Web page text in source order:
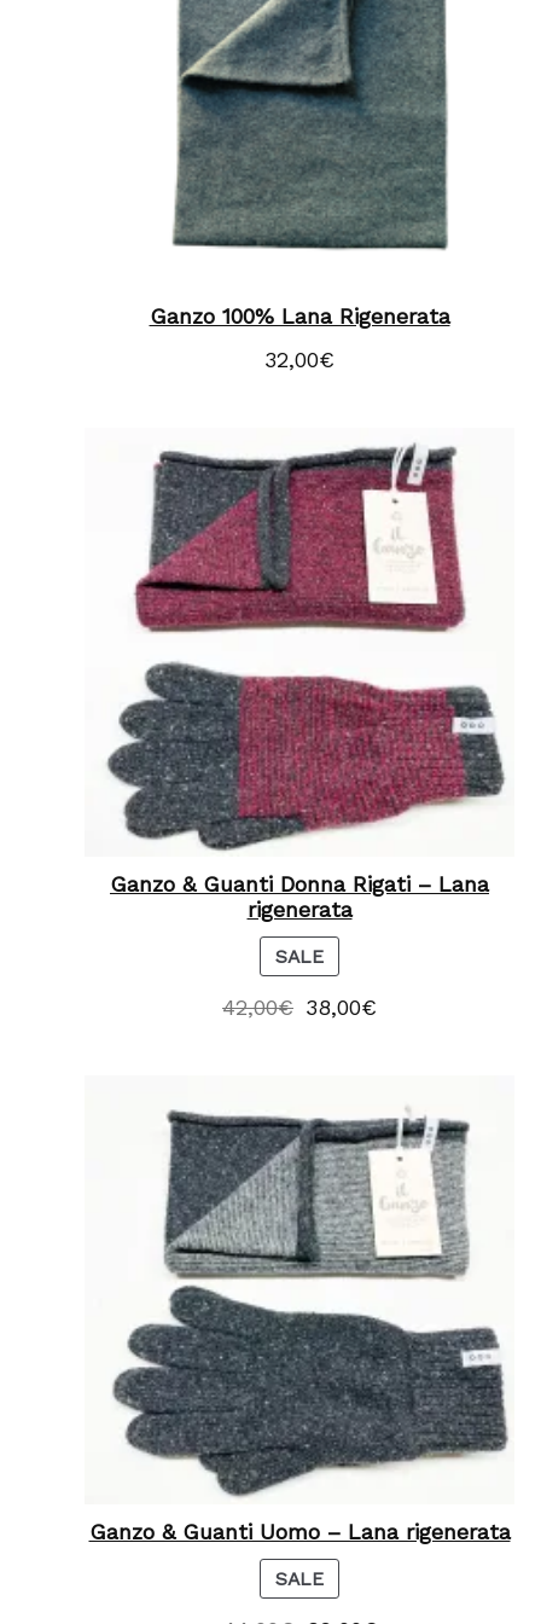
Ganzo 100% Lana Rigenerata
32,00€
Ganzo & Guanti Donna Rigati – Lana
rigenerata
SALEP
R
O
T
O
N
S
A
L
42,00€ 38,00€
Ganzo & Guanti Uomo – Lana rigenerata
SALEP
R